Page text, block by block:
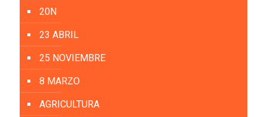
20N
23 ABRIL
25 NOVIEMBRE
8 MARZO
AGRICULTURA